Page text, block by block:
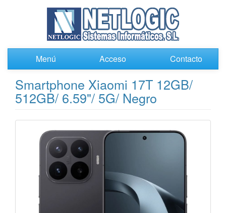
Menú Acceso Contacto
Smartphone Xiaomi 17T 12GB/
512GB/ 6.59"/ 5G/ Negro